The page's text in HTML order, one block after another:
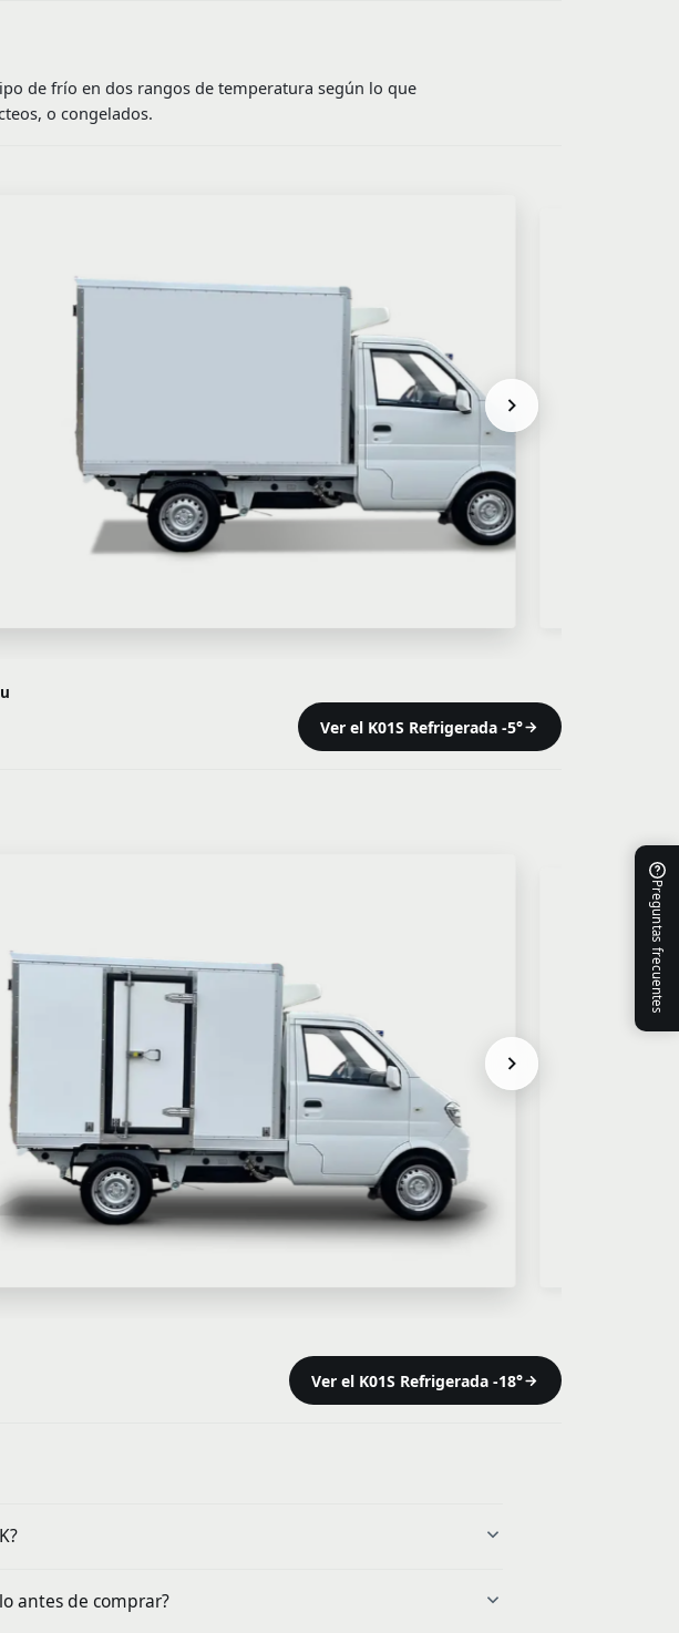
de frío en dos rangos de temperatura según lo que
o congelados.
Ver el K01S Refrigerada -5°
Ver el K01S Refrigerada -18°
antes de comprar?
Preguntas frecuentes